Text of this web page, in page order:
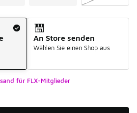
An Store senden
Wählen Sie einen Shop aus
für FLX-Mitglieder